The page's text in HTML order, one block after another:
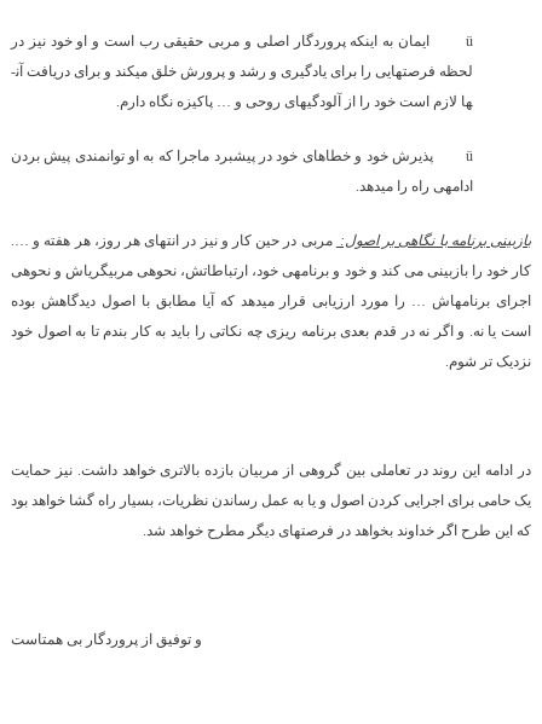
ü
ایمان به اینکه پروردگار اصلی و مربی حقیقی رب است و او خود نیز در
لحظه فرصت­هایی را برای یادگیری و رشد و پرورش خلق می­کند و برای دریافت آن­
ها لازم است خود را از آلودگی­های روحی و … پاکیزه نگاه دارم.
ü
پذیرش خود و خطاهای خود در پیشبرد ماجرا که به او توانمندی پیش­ بردن
ادامه­ی راه را می­دهد.
بازبینی برنامه با نگاهی بر اصول: مربی در حین کار و نیز در انتهای هر روز، هر هفته و ….
کار خود را بازبینی می کند و خود و برنامه­ی خود، ارتباطاتش، نحوه­ی مربی­گری­اش و نحوه­ی
اجرای برنامه­اش … را مورد ارزیابی قرار می­دهد که آیا مطابق با اصول دیدگاهش بوده
است یا نه. و اگر نه در قدم بعدی برنامه ریزی چه نکاتی را باید به کار بندم تا به اصول خود
نزدیک تر شوم.
در ادامه این روند در تعاملی بین گروهی از مربیان بازده بالاتری خواهد داشت. نیز حمایت
یک حامی برای اجرایی کردن اصول و یا به عمل رساندن نظریات، بسیار راه گشا خواهد بود
که این طرح اگر خداوند بخواهد در فرصت­های دیگر مطرح خواهد شد.
و توفیق از پروردگار بی همتاست